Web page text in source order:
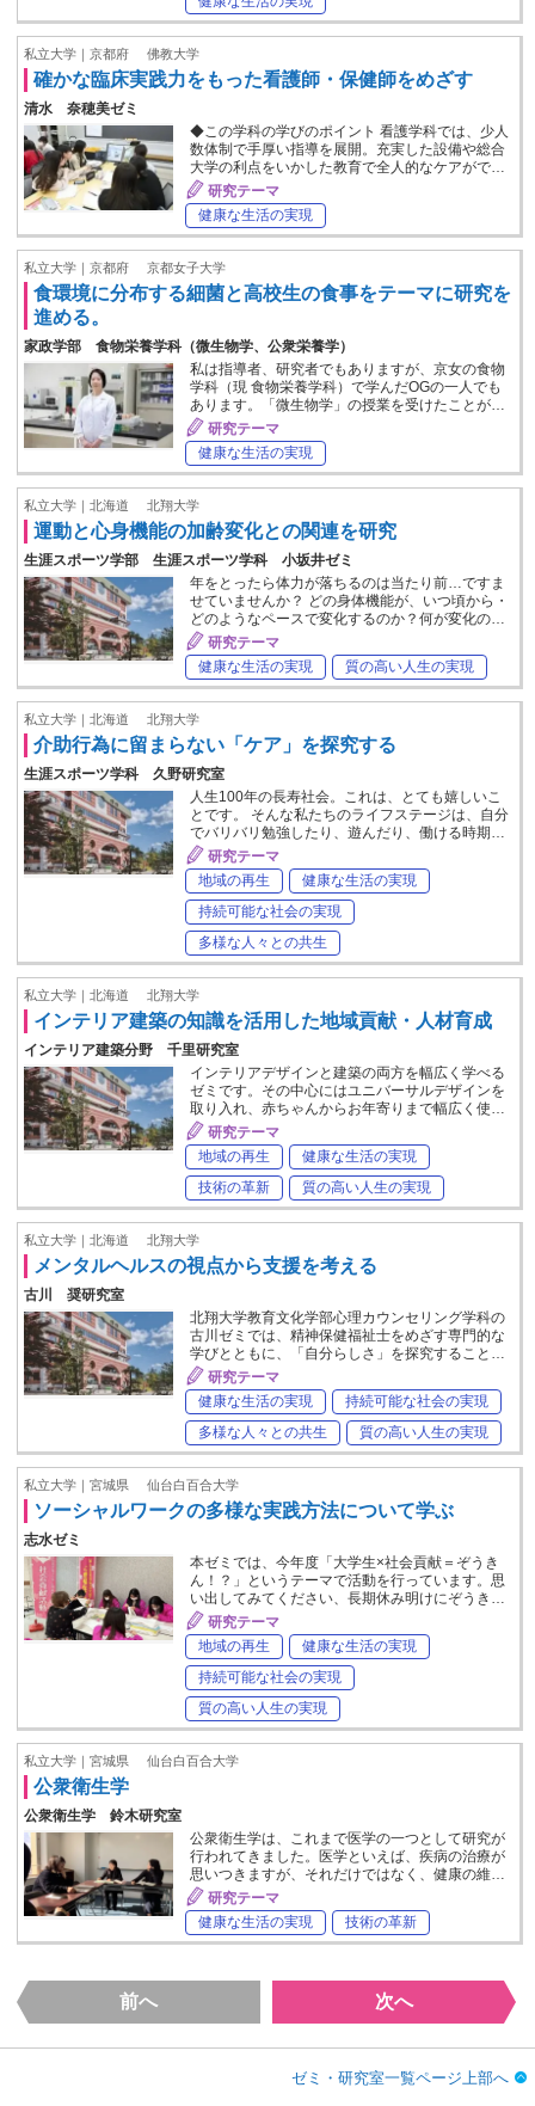
私立大学｜京都府 佛教大学
確かな臨床実践力をもった看護師・保健師をめざす
清水 奈穂美ゼミ
◆この学科の学びのポイント 看護学科では、少人
数体制で手厚い指導を展開。充実した設備や総合
大学の利点をいかした教育で全人的なケアがで…
研究テーマ
健康な生活の実現
私立大学｜京都府 京都女子大学
食環境に分布する細菌と高校生の食事をテーマに研究を
進める。
家政学部 食物栄養学科（微生物学、公衆栄養学）
私は指導者、研究者でもありますが、京女の食物
学科（現 食物栄養学科）で学んだOGの一人でも
あります。「微生物学」の授業を受けたことが…
研究テーマ
健康な生活の実現
私立大学｜北海道 北翔大学
運動と心身機能の加齢変化との関連を研究
生涯スポーツ学部 生涯スポーツ学科 小坂井ゼミ
年をとったら体力が落ちるのは当たり前…ですま
せていませんか？ どの身体機能が、いつ頃から・
どのようなペースで変化するのか？何が変化の…
研究テーマ
健康な生活の実現
質の高い人生の実現
私立大学｜北海道 北翔大学
介助行為に留まらない「ケア」を探究する
生涯スポーツ学科 久野研究室
人生100年の長寿社会。これは、とても嬉しいこ
とです。 そんな私たちのライフステージは、自分
でバリバリ勉強したり、遊んだり、働ける時期…
研究テーマ
地域の再生
健康な生活の実現
持続可能な社会の実現
多様な人々との共生
私立大学｜北海道 北翔大学
インテリア建築の知識を活用した地域貢献・人材育成
インテリア建築分野 千里研究室
インテリアデザインと建築の両方を幅広く学べる
ゼミです。その中心にはユニバーサルデザインを
取り入れ、赤ちゃんからお年寄りまで幅広く使…
研究テーマ
地域の再生
健康な生活の実現
技術の革新
質の高い人生の実現
私立大学｜北海道 北翔大学
メンタルヘルスの視点から支援を考える
古川 奨研究室
北翔大学教育文化学部心理カウンセリング学科の
古川ゼミでは、精神保健福祉士をめざす専門的な
学びとともに、「自分らしさ」を探究すること…
研究テーマ
健康な生活の実現
持続可能な社会の実現
多様な人々との共生
質の高い人生の実現
私立大学｜宮城県 仙台白百合大学
ソーシャルワークの多様な実践方法について学ぶ
志水ゼミ
本ゼミでは、今年度「大学生×社会貢献＝ぞうき
ん！？」というテーマで活動を行っています。思
い出してみてください、長期休み明けにぞうき…
研究テーマ
地域の再生
健康な生活の実現
持続可能な社会の実現
質の高い人生の実現
私立大学｜宮城県 仙台白百合大学
公衆衛生学
公衆衛生学 鈴木研究室
公衆衛生学は、これまで医学の一つとして研究が
行われてきました。医学といえば、疾病の治療が
思いつきますが、それだけではなく、健康の維…
研究テーマ
健康な生活の実現
技術の革新
前へ 次へ
ゼミ・研究室一覧ページ上部へ